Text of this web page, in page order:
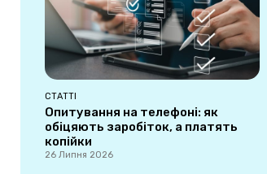
СТАТТІ
Опитування на телефоні: як
обіцяють заробіток, а платять
копійки
26 Липня 2026